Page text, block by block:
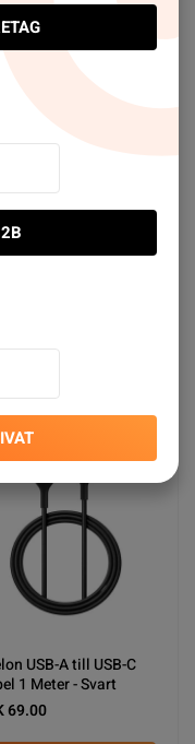
189.00
USB-A till USB-C
1 Meter - Svart
69.00